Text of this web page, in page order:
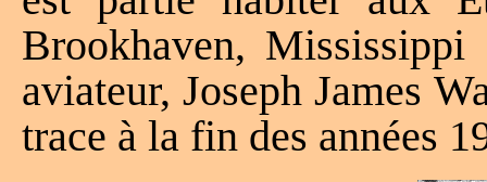
Brookhaven,
aviateur, Joseph James
trace à la fin des années